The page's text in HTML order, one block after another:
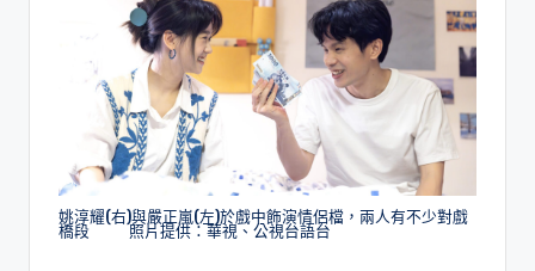
姚淳耀(右)與嚴正嵐(左)於戲中飾演情侶檔，兩人有不少對戲
橋段 照片提供：華視、公視台語台